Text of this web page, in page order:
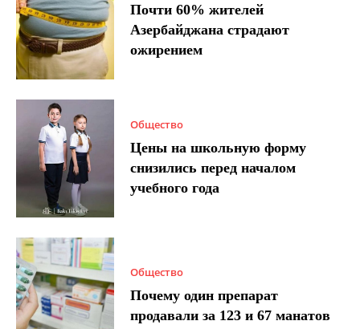
Почти 60% жителей
Азербайджана страдают
ожирением
Общество
Цены на школьную форму
снизились перед началом
учебного года
Общество
Почему один препарат
продавали за 123 и 67 манатов